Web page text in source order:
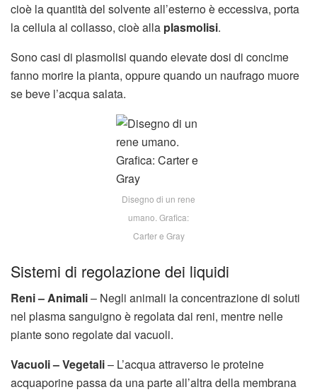
cioè la quantità del solvente all’esterno è eccessiva, porta
la cellula al collasso, cioè alla plasmolisi.
Sono casi di plasmolisi quando elevate dosi di concime
fanno morire la pianta, oppure quando un naufrago muore
se beve l’acqua salata.
Disegno di un rene
umano. Grafica:
Carter e Gray
Sistemi di regolazione dei liquidi
Reni – Animali– Negli animali la concentrazione di soluti
nel plasma sanguigno è regolata dai reni, mentre nelle
piante sono regolate dai vacuoli.
Vacuoli – Vegetali– L’acqua attraverso le proteine
acquaporine passa da una parte all’altra della membrana